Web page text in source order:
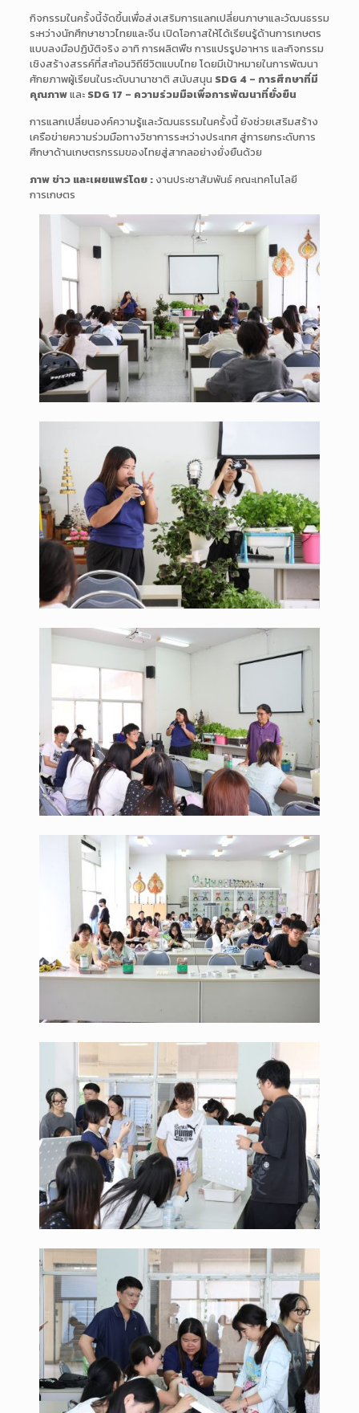
กิจกรรมในครั้งนี้จัดขึ้นเพื่อส่งเสริมการแลกเปลี่ยนภาษาและวัฒนธรรม
ระหว่างนักศึกษาชาวไทยและจีน เปิดโอกาสให้ได้เรียนรู้ด้านการเกษตร
แบบลงมือปฏิบัติจริง อาทิ การผลิตพืช การแปรรูปอาหาร และกิจกรรม
เชิงสร้างสรรค์ที่สะท้อนวิถีชีวิตแบบไทย โดยมีเป้าหมายในการพัฒนา
ศักยภาพผู้เรียนในระดับนานาชาติ สนับสนุน SDG 4 – การศึกษาที่มี
คุณภาพและ SDG 17 – ความร่วมมือเพื่อการพัฒนาที่ยั่งยืน
การแลกเปลี่ยนองค์ความรู้และวัฒนธรรมในครั้งนี้ ยังช่วยเสริมสร้าง
เครือข่ายความร่วมมือทางวิชาการระหว่างประเทศ สู่การยกระดับการ
ศึกษาด้านเกษตรกรรมของไทยสู่สากลอย่างยั่งยืนด้วย
ภาพ ข่าว และเผยแพร่โดย :งานประชาสัมพันธ์ คณะเทคโนโลยี
การเกษตร